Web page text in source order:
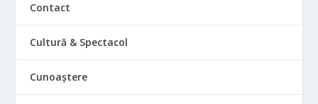
Contact
Cultură & Spectacol
Cunoaștere